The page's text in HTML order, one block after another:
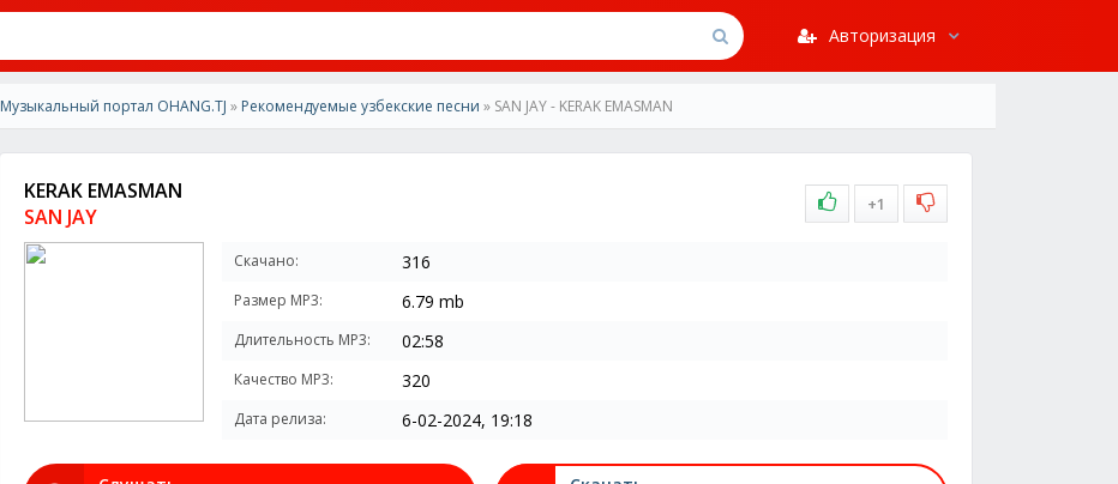
Авторизация
Музыкальный портал OHANG.TJ » Рекомендуемые узбекские песни » SAN JAY - KERAK EMASMAN
KERAK EMASMAN
SAN JAY
+1
Скачано: 316
Размер MP3: 6.79 mb
Длительность MP3: 02:58
Качество MP3: 320
Дата релиза: 6-02-2024, 19:18